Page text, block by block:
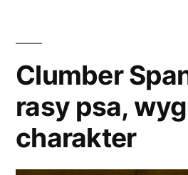
charakter”
Clumber
rasy psa,
charakter